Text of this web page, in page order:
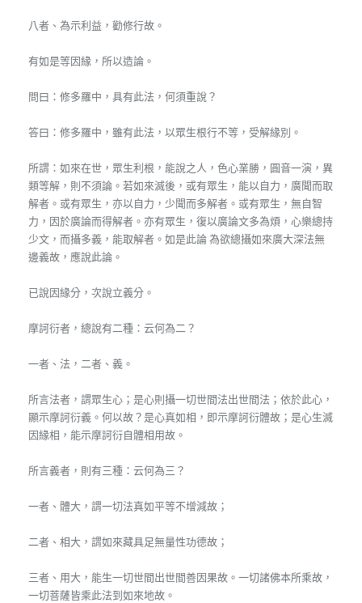
八者、為示利益，勸修行故。
有如是等因緣，所以造論。
問曰：修多羅中，具有此法，何須重說？
答曰：修多羅中，雖有此法，以眾生根行不等，受解緣別。
所謂：如來在世，眾生利根，能說之人，色心業勝，圓音一演，異
類等解，則不須論。若如來滅後，或有眾生，能以自力，廣聞而取
解者。或有眾生，亦以自力，少聞而多解者。或有眾生，無自智
力，因於廣論而得解者。亦有眾生，復以廣論文多為煩，心樂總持
少文，而攝多義，能取解者。如是此論 為欲總攝如來廣大深法無
邊義故，應說此論。
已說因緣分，次說立義分。
摩訶衍者，總說有二種：云何為二？
一者、法，二者、義。
所言法者，謂眾生心；是心則攝一切世間法出世間法；依於此心，
顯示摩訶衍義。何以故？是心真如相，即示摩訶衍體故；是心生滅
因緣相，能示摩訶衍自體相用故。
所言義者，則有三種：云何為三？
一者、體大，謂一切法真如平等不增減故；
二者、相大，謂如來藏具足無量性功德故；
三者、用大，能生一切世間出世間善因果故。一切諸佛本所乘故，
一切菩薩皆乘此法到如來地故。